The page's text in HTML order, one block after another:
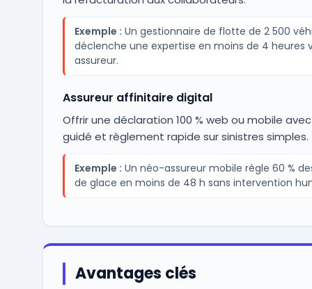
Exemple : Un gestionnaire de flotte de 2 500
déclenche une expertise en moins de 4 heures
assureur.
Assureur affinitaire digital
Offrir une déclaration 100 % web ou mobile
guidé et règlement rapide sur sinistres simples.
Exemple : Un néo-assureur mobile règle 60 %
de glace en moins de 48 h sans intervention
Avantages clés